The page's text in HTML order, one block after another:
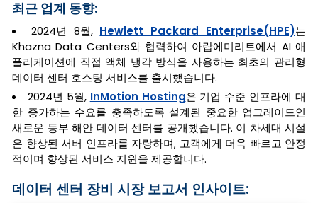
최근 업계 동향:
2024년 8월, Hewlett Packard Enterprise(HPE)는
Khazna Data Centers와 협력하여 아랍에미리트에서 AI 애
플리케이션에 직접 액체 냉각 방식을 사용하는 최초의 관리형
데이터 센터 호스팅 서비스를 출시했습니다.
2024년 5월, InMotion Hosting은 기업 수준 인프라에 대
한 증가하는 수요를 충족하도록 설계된 중요한 업그레이드인
새로운 동부 해안 데이터 센터를 공개했습니다. 이 차세대 시설
은 향상된 서버 인프라를 자랑하며, 고객에게 더욱 빠르고 안정
적이며 향상된 서비스 지원을 제공합니다.
데이터 센터 장비 시장 보고서 인사이트: